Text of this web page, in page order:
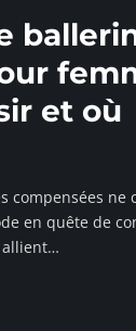
et où
compensées ne
en quête de
allient…